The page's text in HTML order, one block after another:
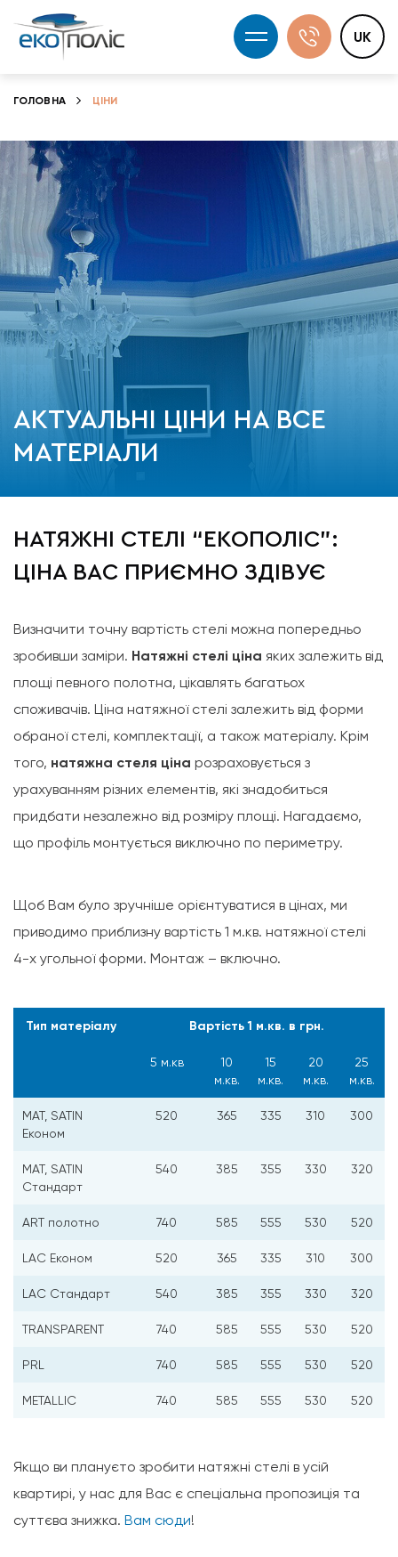
UK
ГОЛОВНА ЦІНИ
АКТУАЛЬНІ ЦІНИ НА ВСЕ
МАТЕРІАЛИ
НАТЯЖНІ СТЕЛІ “ЕКОПОЛІС”:
ЦІНА ВАС ПРИЄМНО ЗДІВУЄ
Визначити точну вартість стелі можна попередньо
зробивши заміри. Натяжні стелі ціна яких залежить від
площі певного полотна, цікавлять багатьох
споживачів. Ціна натяжної стелі залежить від форми
обраної стелі, комплектації, а також матеріалу. Крім
того, натяжна стеля ціна розраховується з
урахуванням різних елементів, які знадобиться
придбати незалежно від розміру площі. Нагадаємо,
що профіль монтується виключно по периметру.
Щоб Вам було зручніше орієнтуватися в цінах, ми
приводимо приблизну вартість 1 м.кв. натяжної стелі
4-х угольної форми. Монтаж – включно.
Тип матеріалу Вартість 1 м.кв. в грн.
5 м.кв
10
м.кв.
15
м.кв.
20
м.кв.
25
м.кв.
MAT, SATIN
Економ
520 365 335 310 300
MAT, SATIN
Стандарт
540 385 355 330 320
ART полотно 740 585 555 530 520
LAC Економ 520 365 335 310 300
LAC Стандарт 540 385 355 330 320
TRANSPARENT 740 585 555 530 520
PRL 740 585 555 530 520
METALLIC 740 585 555 530 520
Якщо ви плануєто зробити натяжні стелі в усій
квартирі, у нас для Вас є спеціальна пропозиція та
суттєва знижка. Вам сюди!